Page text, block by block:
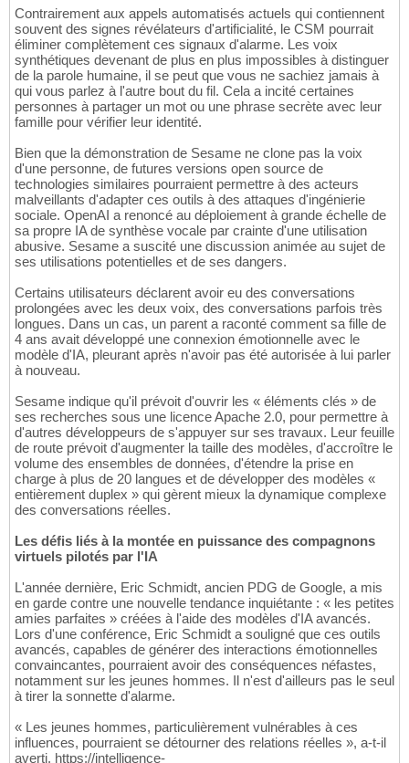
Contrairement aux appels automatisés actuels qui contiennent
souvent des signes révélateurs d'artificialité, le CSM pourrait
éliminer complètement ces signaux d'alarme. Les voix
synthétiques devenant de plus en plus impossibles à distinguer
de la parole humaine, il se peut que vous ne sachiez jamais à
qui vous parlez à l'autre bout du fil. Cela a incité certaines
personnes à partager un mot ou une phrase secrète avec leur
famille pour vérifier leur identité.
Bien que la démonstration de Sesame ne clone pas la voix
d'une personne, de futures versions open source de
technologies similaires pourraient permettre à des acteurs
malveillants d'adapter ces outils à des attaques d'ingénierie
sociale. OpenAI a renoncé au déploiement à grande échelle de
sa propre IA de synthèse vocale par crainte d'une utilisation
abusive. Sesame a suscité une discussion animée au sujet de
ses utilisations potentielles et de ses dangers.
Certains utilisateurs déclarent avoir eu des conversations
prolongées avec les deux voix, des conversations parfois très
longues. Dans un cas, un parent a raconté comment sa fille de
4 ans avait développé une connexion émotionnelle avec le
modèle d'IA, pleurant après n'avoir pas été autorisée à lui parler
à nouveau.
Sesame indique qu'il prévoit d'ouvrir les « éléments clés » de
ses recherches sous une licence Apache 2.0, pour permettre à
d'autres développeurs de s'appuyer sur ses travaux. Leur feuille
de route prévoit d'augmenter la taille des modèles, d'accroître le
volume des ensembles de données, d'étendre la prise en
charge à plus de 20 langues et de développer des modèles «
entièrement duplex » qui gèrent mieux la dynamique complexe
des conversations réelles.
Les défis liés à la montée en puissance des compagnons
virtuels pilotés par l'IA
L'année dernière, Eric Schmidt, ancien PDG de Google, a mis
en garde contre une nouvelle tendance inquiétante : « les petites
amies parfaites » créées à l'aide des modèles d'IA avancés.
Lors d'une conférence, Eric Schmidt a souligné que ces outils
avancés, capables de générer des interactions émotionnelles
convaincantes, pourraient avoir des conséquences néfastes,
notamment sur les jeunes hommes. Il n'est d'ailleurs pas le seul
à tirer la sonnette d'alarme.
« Les jeunes hommes, particulièrement vulnérables à ces
influences, pourraient se détourner des relations réelles », a-t-il
averti. https://intelligence-